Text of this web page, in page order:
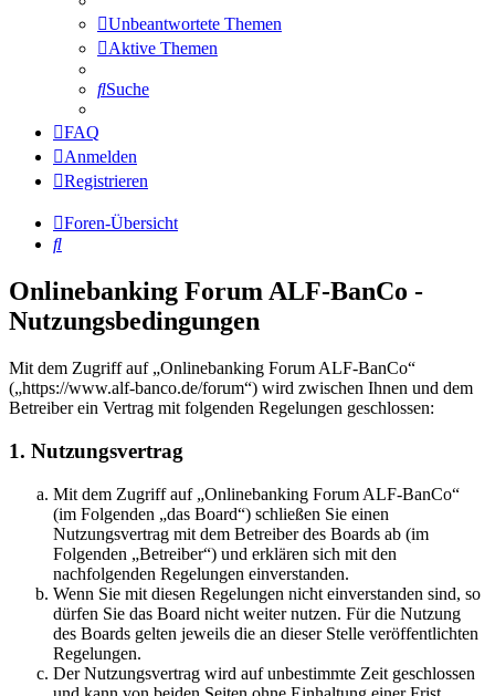
Unbeantwortete Themen
Aktive Themen
Suche
FAQ
Anmelden
Registrieren
Foren-Übersicht
Suche
Onlinebanking Forum ALF-BanCo -
Nutzungsbedingungen
Mit dem Zugriff auf „Onlinebanking Forum ALF-BanCo“
(„https://www.alf-banco.de/forum“) wird zwischen Ihnen und dem
Betreiber ein Vertrag mit folgenden Regelungen geschlossen:
1. Nutzungsvertrag
Mit dem Zugriff auf „Onlinebanking Forum ALF-BanCo“
(im Folgenden „das Board“) schließen Sie einen
Nutzungsvertrag mit dem Betreiber des Boards ab (im
Folgenden „Betreiber“) und erklären sich mit den
nachfolgenden Regelungen einverstanden.
Wenn Sie mit diesen Regelungen nicht einverstanden sind, so
dürfen Sie das Board nicht weiter nutzen. Für die Nutzung
des Boards gelten jeweils die an dieser Stelle veröffentlichten
Regelungen.
Der Nutzungsvertrag wird auf unbestimmte Zeit geschlossen